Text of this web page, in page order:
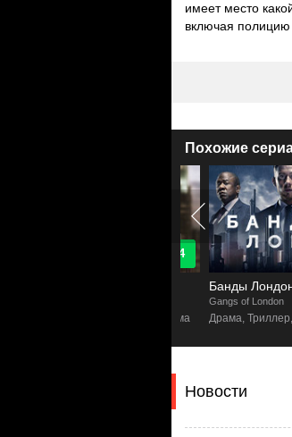
имеет место
включая полицию
Похожие
Банды Лондона
Gangs of London
Драма, Триллер,
Новости